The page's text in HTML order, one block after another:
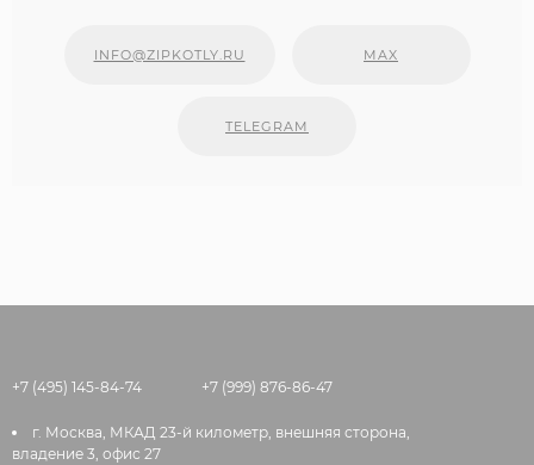
INFO@ZIPKOTLY.RU MAX
TELEGRAM
+7 (495) 145-84-74 +7 (999) 876-86-47
г. Москва, МКАД 23-й километр, внешняя сторона,
владение 3, офис 27